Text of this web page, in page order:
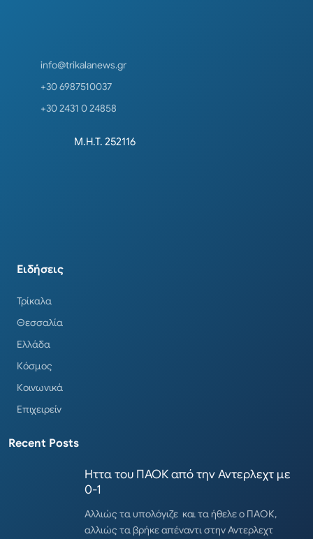
info@trikalanews.gr
+30 6987510037
+30 2431 0 24858
Μ.Η.Τ. 252116
Ειδήσεις
Τρίκαλα
Θεσσαλία
Ελλάδα
Κόσμος
Κοινωνικά
Επιχειρείν
Recent Posts
Ηττα του ΠΑΟΚ από την Αντερλεχτ με
0-1
Αλλιώς τα υπολόγιζε και τα ήθελε ο ΠΑΟΚ,
αλλιώς τα βρήκε απέναντι στην Αντερλεχτ